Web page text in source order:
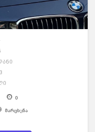
0
მარცხენა